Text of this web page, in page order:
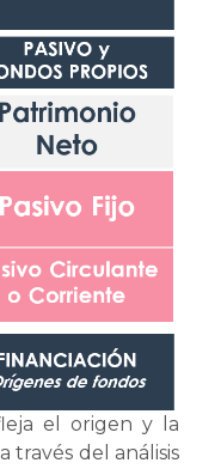
el origen y la
través del análisis